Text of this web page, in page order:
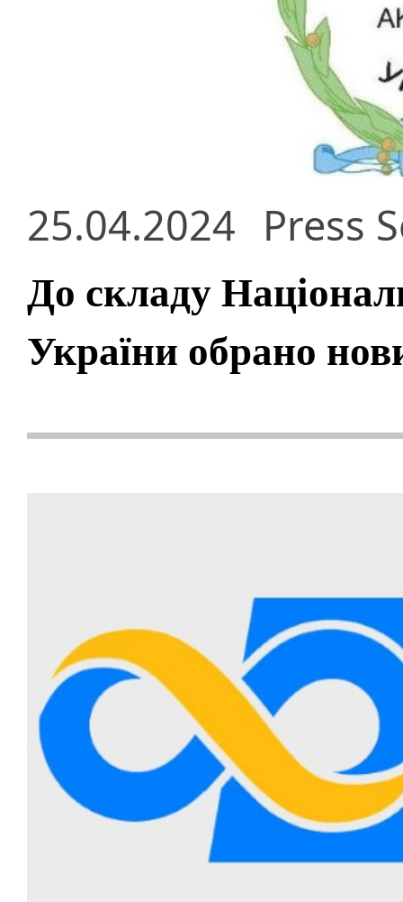
25.04.2024 Press
До складу
України обрано